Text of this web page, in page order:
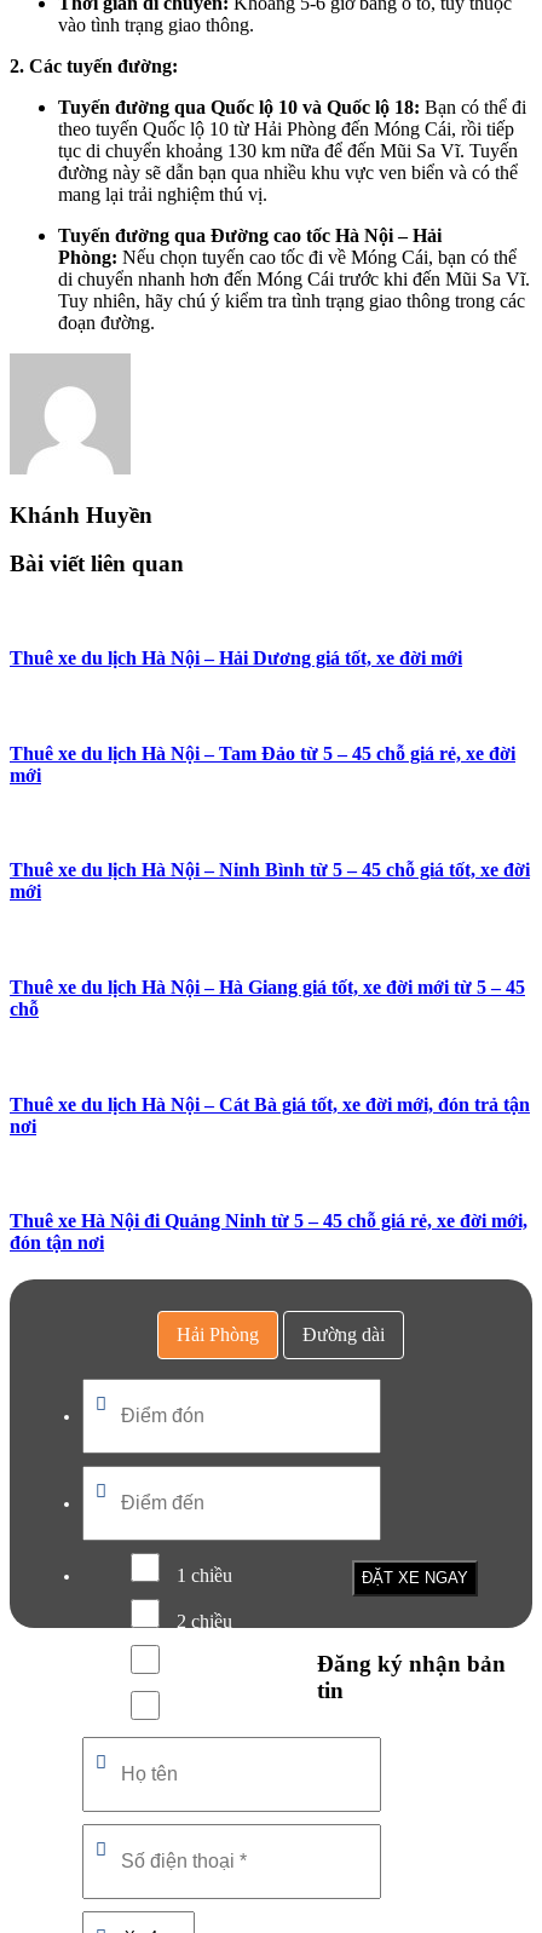
vào tình trạng giao thông.
2. Các tuyến đường:
Tuyến đường qua Quốc lộ 10 và Quốc lộ 18: Bạn có thể đi
theo tuyến Quốc lộ 10 từ Hải Phòng đến Móng Cái, rồi tiếp
tục di chuyển khoảng 130 km nữa để đến Mũi Sa Vĩ. Tuyến
đường này sẽ dẫn bạn qua nhiều khu vực ven biển và có thể
mang lại trải nghiệm thú vị.
Tuyến đường qua Đường cao tốc Hà Nội – Hải
Phòng: Nếu chọn tuyến cao tốc đi về Móng Cái, bạn có thể
di chuyển nhanh hơn đến Móng Cái trước khi đến Mũi Sa Vĩ.
Tuy nhiên, hãy chú ý kiểm tra tình trạng giao thông trong các
đoạn đường.
Khánh Huyền
Bài viết liên quan
Thuê xe du lịch Hà Nội – Hải Dương giá tốt, xe đời mới
Thuê xe du lịch Hà Nội – Tam Đảo từ 5 – 45 chỗ giá rẻ, xe đời
mới
Thuê xe du lịch Hà Nội – Ninh Bình từ 5 – 45 chỗ giá tốt, xe đời
mới
Thuê xe du lịch Hà Nội – Hà Giang giá tốt, xe đời mới từ 5 – 45
chỗ
Thuê xe du lịch Hà Nội – Cát Bà giá tốt, xe đời mới, đón trả tận
nơi
Thuê xe Hà Nội đi Quảng Ninh từ 5 – 45 chỗ giá rẻ, xe đời mới,
đón tận nơi
Hải Phòng Đường dài
1 chiều
2 chiều
Đăng ký nhận bản
tin